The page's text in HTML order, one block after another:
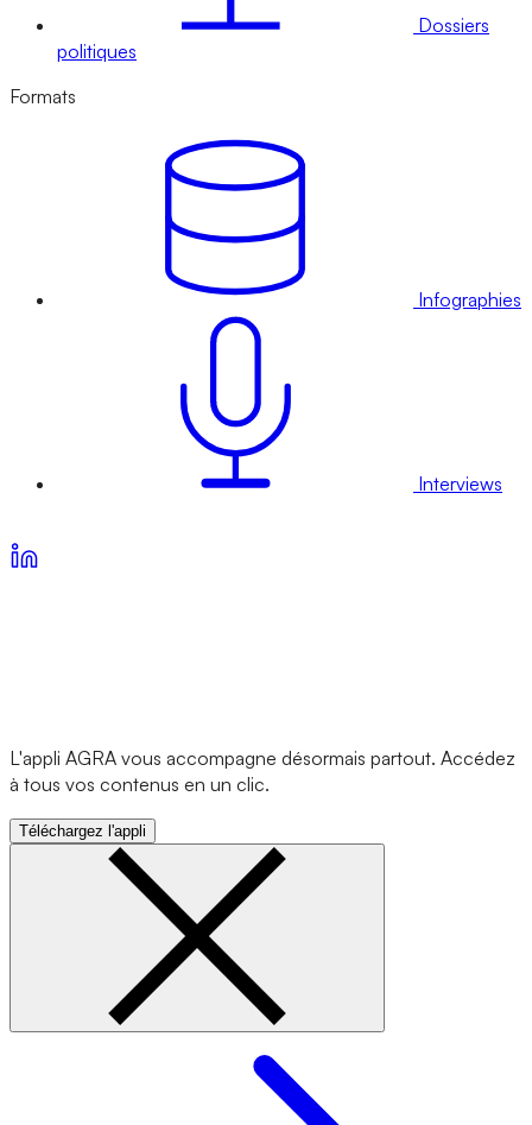
Dossiers
politiques
Formats
Infographies
Interviews
L'appli AGRA vous accompagne désormais partout. Accédez
à tous vos contenus en un clic.
Téléchargez l'appli